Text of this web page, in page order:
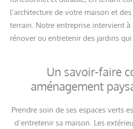
l’architecture de votre maison et
terrain. Notre entreprise intervient à
rénover ou entretenir des jardins qui
Un savoir-faire
aménagement
Prendre soin de ses espaces verts
d’entretenir sa maison. Les